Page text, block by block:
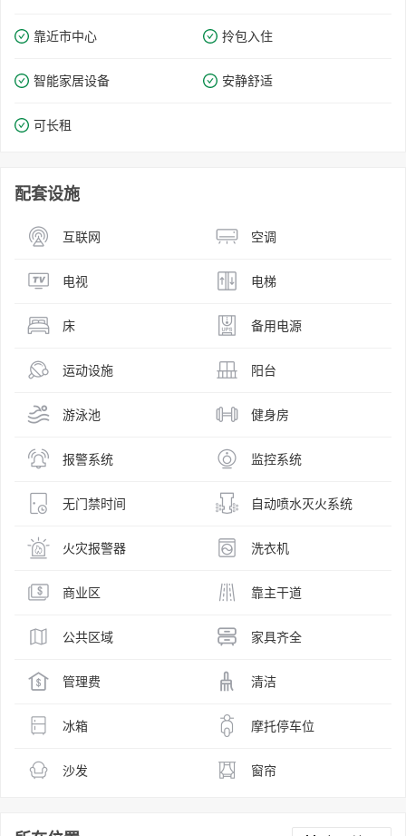
靠近市中心 拎包入住
智能家居设备 安静舒适
可长租
配套设施
互联网 空调
电视 电梯
床 备用电源
运动设施 阳台
游泳池 健身房
报警系统 监控系统
无门禁时间 自动喷水灭火系统
火灾报警器 洗衣机
商业区 靠主干道
公共区域 家具齐全
管理费 清洁
冰箱 摩托停车位
沙发 窗帘